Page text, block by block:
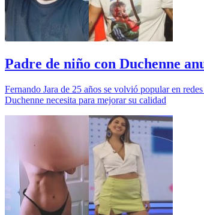
Padre de niño con Duchenne
Fernando Jara de 25 años se volvió popular en
Duchenne necesita para mejorar su calidad